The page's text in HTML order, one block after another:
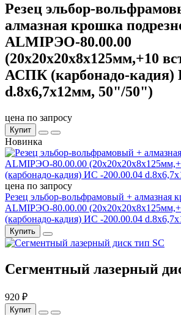
Резец эльбор-
алмазная крошка
ALMIРЭО-80.00.00
(20х20х20х8х125мм,+10
АСПК (карбонадо-кадия)
d.8х6,7х12мм, 50"/50")
цена по запросу
Купит
Новинка
цена по запросу
Резец эльбор-вольфрамовый + алмазная
ALMIРЭО-80.00.00
(карбонадо-кадия) ИС -200.00.04
Купить
Сегментный лазерный
920 ₽
Купит